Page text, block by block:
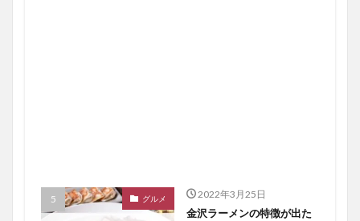
グルメ 2022年3月25日
金沢ラーメンの特徴が出た